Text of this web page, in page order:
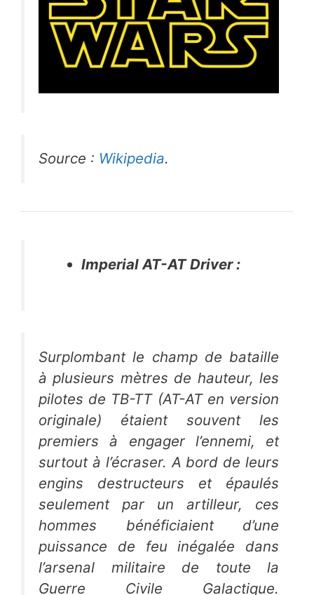
Source : Wikipedia.
Imperial AT-AT Driver :
Surplombant le champ de bataille
à plusieurs mètres de hauteur, les
pilotes de TB-TT (AT-AT en version
originale) étaient souvent les
premiers à engager l’ennemi, et
surtout à l’écraser. A bord de leurs
engins destructeurs et épaulés
seulement par un artilleur, ces
hommes bénéficiaient d’une
puissance de feu inégalée dans
l’arsenal militaire de toute la
Guerre Civile Galactique.